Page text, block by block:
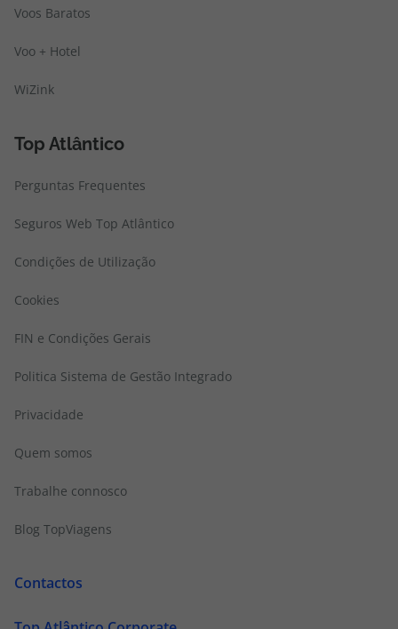
Voos Baratos
Voo + Hotel
WiZink
Top Atlântico
Perguntas Frequentes
Seguros Web Top Atlântico
Condições de Utilização
Cookies
FIN e Condições Gerais
Politica Sistema de Gestão Integrado
Privacidade
Quem somos
Trabalhe connosco
Blog TopViagens
Contactos